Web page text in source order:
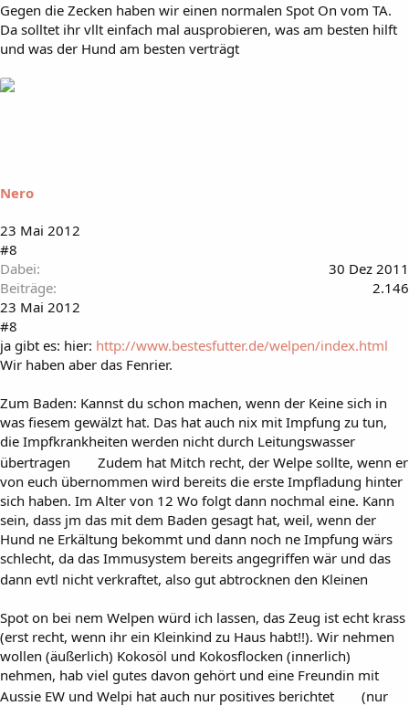
Gegen die Zecken haben wir einen normalen Spot On vom TA.
Da solltet ihr vllt einfach mal ausprobieren, was am besten hilft
und was der Hund am besten verträgt
Nero
23 Mai 2012
#8
Dabei
30 Dez 2011
Beiträge
2.146
23 Mai 2012
#8
ja gibt es: hier: http://www.bestesfutter.de/welpen/index.html
Wir haben aber das Fenrier.
Zum Baden: Kannst du schon machen, wenn der Keine sich in
was fiesem gewälzt hat. Das hat auch nix mit Impfung zu tun,
die Impfkrankheiten werden nicht durch Leitungswasser
übertragen
Zudem hat Mitch recht, der Welpe sollte, wenn er
von euch übernommen wird bereits die erste Impfladung hinter
sich haben. Im Alter von 12 Wo folgt dann nochmal eine. Kann
sein, dass jm das mit dem Baden gesagt hat, weil, wenn der
Hund ne Erkältung bekommt und dann noch ne Impfung wärs
schlecht, da das Immusystem bereits angegriffen wär und das
dann evtl nicht verkraftet, also gut abtrocknen den Kleinen
Spot on bei nem Welpen würd ich lassen, das Zeug ist echt krass
(erst recht, wenn ihr ein Kleinkind zu Haus habt!!). Wir nehmen
wollen (äußerlich) Kokosöl und Kokosflocken (innerlich)
nehmen, hab viel gutes davon gehört und eine Freundin mit
Aussie EW und Welpi hat auch nur positives berichtet
(nur